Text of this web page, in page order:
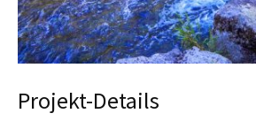
Projekt-Details